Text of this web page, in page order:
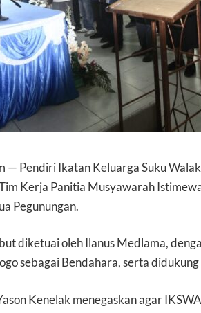
— Pendiri Ikatan Keluarga Suku
Kerja Panitia Musyawarah
Pegunungan.
diketuai oleh Ilanus Medlama,
sebagai Bendahara, serta
Kenelak menegaskan agar